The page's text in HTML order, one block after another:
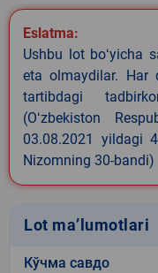
Eslatma:
Ushbu lot boʻyicha
eta olmaydilar. Har
tartibdagi
(Oʻzbekiston
03.08.2021 yildagi
Nizomning 30-bandi)
Lot ma’lumotlari
Кўчма савдо